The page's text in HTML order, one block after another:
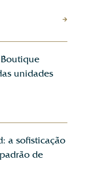
unidades
a sofisticação
de